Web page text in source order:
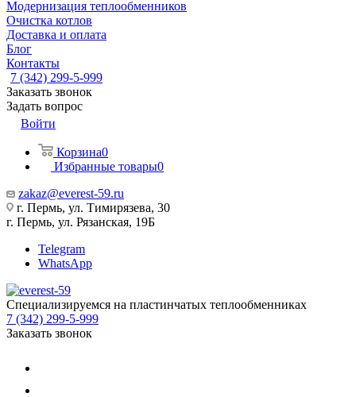
Модернизация теплообменников
Очистка котлов
Доставка и оплата
Блог
Контакты
7 (342) 299-5-999
Заказать звонок
Задать вопрос
Войти
Корзина0
Избранные товары0
zakaz@everest-59.ru
г. Пермь, ул. Тимирязева, 30
г. Пермь, ул. Рязанская, 19Б
Telegram
WhatsApp
Специализируемся на пластинчатых теплообменниках
7 (342) 299-5-999
Заказать звонок